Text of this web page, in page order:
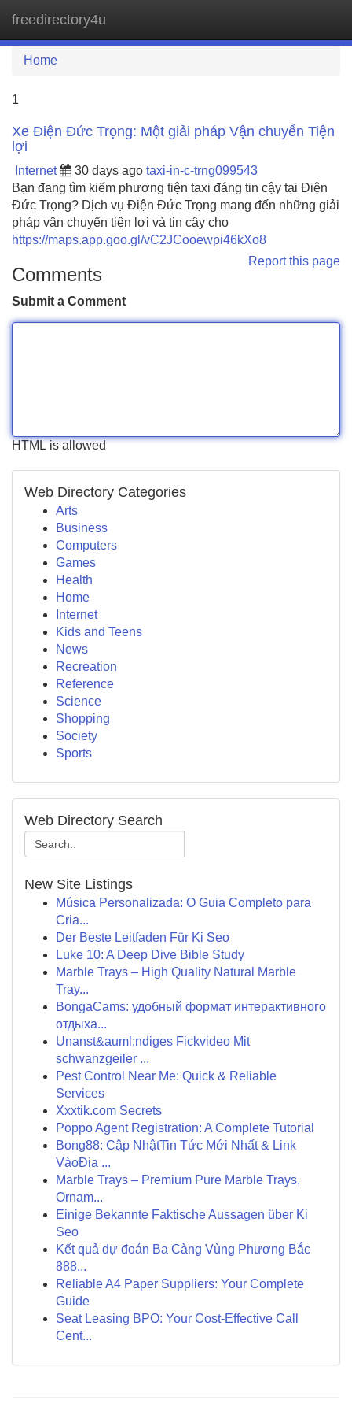
freedirectory4u
Home
1
Xe Điện Đức Trọng: Một giải pháp Vận chuyển Tiện
lợi
Internet 30 days ago taxi-in-c-trng099543
Bạn đang tìm kiếm phương tiện taxi đáng tin cậy tại Điện
Đức Trọng? Dịch vụ Điện Đức Trọng mang đến những giải
pháp vận chuyển tiện lợi và tin cậy cho
https://maps.app.goo.gl/vC2JCooewpi46kXo8
Report this page
Comments
Submit a Comment
HTML is allowed
Web Directory Categories
Arts
Business
Computers
Games
Health
Home
Internet
Kids and Teens
News
Recreation
Reference
Science
Shopping
Society
Sports
Web Directory Search
New Site Listings
Música Personalizada: O Guia Completo para
Cria...
Der Beste Leitfaden Für Ki Seo
Luke 10: A Deep Dive Bible Study
Marble Trays – High Quality Natural Marble
Tray...
BongaCams: удобный формат интерактивного
отдыха...
Unanst&auml;ndiges Fickvideo Mit
schwanzgeiler ...
Pest Control Near Me: Quick & Reliable
Services
Xxxtik.com Secrets
Poppo Agent Registration: A Complete Tutorial
Bong88: Cập NhậtTin Tức Mới Nhất & Link
VàoĐịa ...
Marble Trays – Premium Pure Marble Trays,
Ornam...
Einige Bekannte Faktische Aussagen über Ki
Seo
Kết quả dự đoán Ba Càng Vùng Phương Bắc
888...
Reliable A4 Paper Suppliers: Your Complete
Guide
Seat Leasing BPO: Your Cost-Effective Call
Cent...